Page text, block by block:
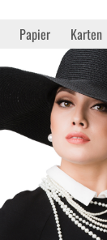
Papier Karten